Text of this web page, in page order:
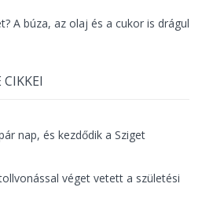
A búza, az olaj és a cukor is drágul
nap, és kezdődik a Sziget
véget vetett a születési